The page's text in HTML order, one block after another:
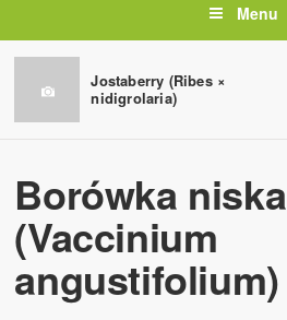
Menu
Jostaberry (Ribes ×
nidigrolaria)
Borówka niska
(Vaccinium
angustifolium)